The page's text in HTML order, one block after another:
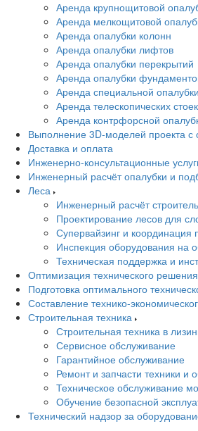
Аренда крупнощитовой
Аренда мелкощитовой
Аренда опалубки колонн
Аренда опалубки лифтов
Аренда опалубки перекрытий
Аренда опалубки
Аренда специальной опалубки
Аренда телескопических стоек
Аренда контрфорсной
Выполнение 3D-моделей проекта с
Доставка и оплата
Инженерно-консультационные
Инженерный расчёт опалубки и
Леса
Инженерный расчёт
Проектирование лесов для
Супервайзинг и координация
Инспекция оборудования на
Техническая поддержка и
Оптимизация технического
Подготовка оптимального
Составление технико-
Строительная техника
Строительная техника в
Сервисное обслуживание
Гарантийное обслуживание
Ремонт и запчасти техники и
Техническое обслуживание
Обучение безопасной
Технический надзор за